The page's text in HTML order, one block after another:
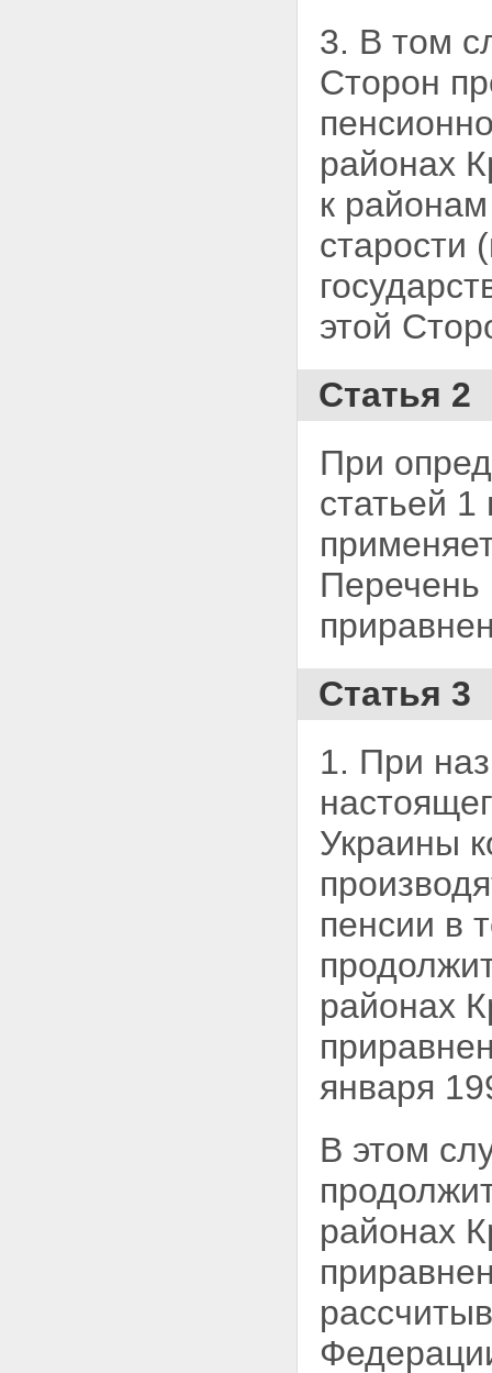
3. В том
Сторон
районах
к
старости
этой
Статья 2
При
статьей 1
Перечень
Статья 3
1. При
Украины
пенсии в
районах
января
В этом
районах